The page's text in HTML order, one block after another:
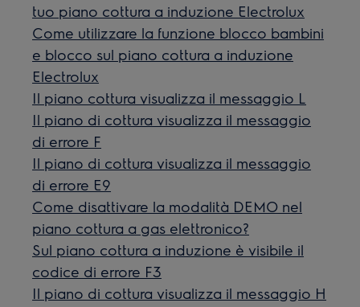
tuo piano cottura a induzione Electrolux
Come utilizzare la funzione blocco bambini
e blocco sul piano cottura a induzione
Electrolux
Il piano cottura visualizza il messaggio L
Il piano di cottura visualizza il messaggio
di errore F
Il piano di cottura visualizza il messaggio
di errore E9
Come disattivare la modalità DEMO nel
piano cottura a gas elettronico?
Sul piano cottura a induzione è visibile il
codice di errore F3
Il piano di cottura visualizza il messaggio H